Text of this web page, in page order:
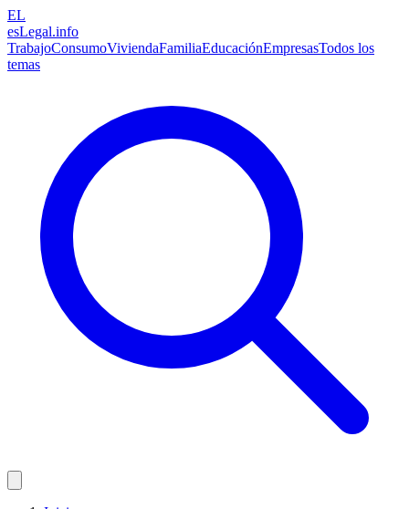
EL
esLegal.info
TrabajoConsumoViviendaFamiliaEducaciónEmpresasTodos los
temas